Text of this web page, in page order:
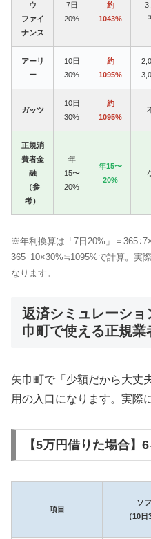
ウ
ファイ
ナンス
7日
20%
約
1043%
アーリ
ー
10日
30%
約
1095%
ガッツ
10日
30%
約
1095%
正規消
費者金
融
（参
考）
年
15〜
20%
年15〜
20%
※年利換算は「7日20%」＝
365÷10×30%≒1095%で計算。実
なります。
返済シミュレーシ
巾町で使える正規業
矢巾町で「少額だから大丈
用の入口になります。実際
【5万円借りた場合】
項目
ソ
（10日